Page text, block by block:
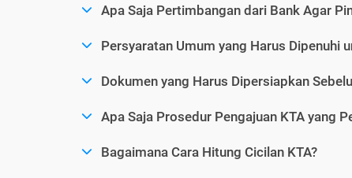
Apa Saja Pertimbangan dari Bank Agar
Persyaratan Umum yang Harus Dipenuhi
Dokumen yang Harus Dipersiapkan
Apa Saja Prosedur Pengajuan KTA yang
Bagaimana Cara Hitung Cicilan KTA?